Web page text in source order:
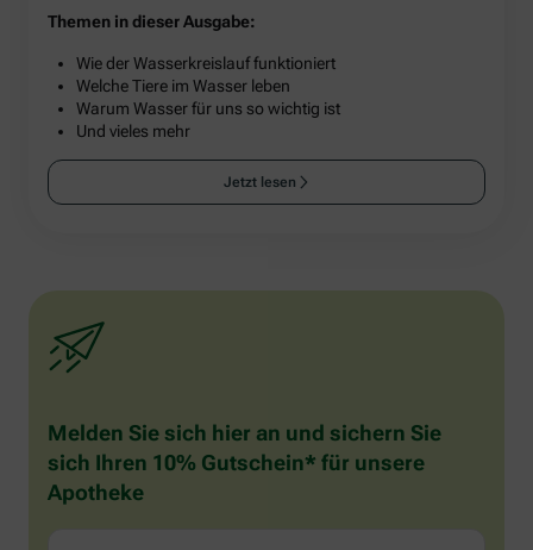
Themen in dieser Ausgabe:
Wie der Wasserkreislauf funktioniert
Welche Tiere im Wasser leben
Warum Wasser für uns so wichtig ist
Und vieles mehr
Jetzt lesen
Melden Sie sich hier an und sichern Sie
sich Ihren 10% Gutschein* für unsere
Apotheke